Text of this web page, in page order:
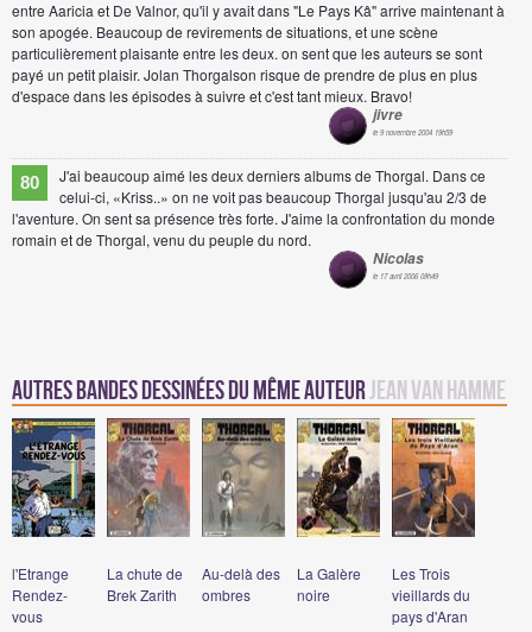
entre Aaricia et De Valnor, qu'il y avait dans "Le Pays Kâ" arrive maintenant à
son apogée. Beaucoup de revirements de situations, et une scène
particulièrement plaisante entre les deux. on sent que les auteurs se sont
payé un petit plaisir. Jolan Thorgalson risque de prendre de plus en plus
d'espace dans les épisodes à suivre et c'est tant mieux. Bravo!
jivre
le 9 novembre 2004 19h59
80
J'ai beaucoup aimé les deux derniers albums de Thorgal. Dans ce
celui-ci, «Kriss..» on ne voit pas beaucoup Thorgal jusqu'au 2/3 de
l'aventure. On sent sa présence très forte. J'aime la confrontation du monde
romain et de Thorgal, venu du peuple du nord.
Nicolas
le 17 avril 2006 08h49
Autres Bandes Dessinées du même auteurJean Van Hamme
l'Etrange
Rendez-
vous
La chute de
Brek Zarith
Au-delà des
ombres
La Galère
noire
Les Trois
vieillards du
pays d'Aran